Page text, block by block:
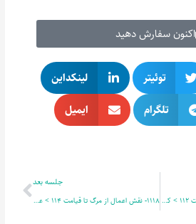
اکنون سفارش دهید
توئیتر
لینکداین
تلگرام
ایمیل
1116- نقش اعمال از مرگ تا قیامت 112 > کوثر 1
جلسه بعد
1118- نقش اعمال از مرگ تا قیامت 114 > عقبات قیامت 1